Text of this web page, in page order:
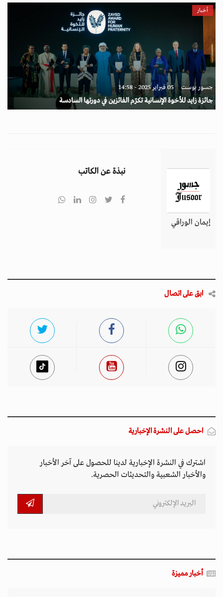
أخبار
جسور بوست 05 فبراير 2025 - 14:58
جائزة زايد للأخوة الإنسانية تكرّم الفائزين في دورتها السادسة
إيمان الوراقي
نبذة عن الكاتب
ابق على اتصال
احصل على النشرة الإخبارية
اشترك في النشرة الإخبارية لدينا للحصول على آخر الأخبار
والأخبار الشعبية والتحديثات الحصرية.
أخبار مميزة